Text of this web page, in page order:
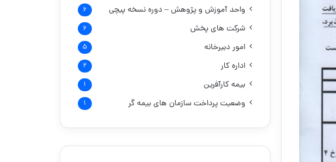
واحد آموزش و پژوهش – دوره نسخه پیچی ۶
شرکت های پخش ۶
امور دبیرخانه ۵
اداره کار ۲
بیمه کارآفرین ۱
وضعیت پرداخت سازمان های بیمه گر ۱